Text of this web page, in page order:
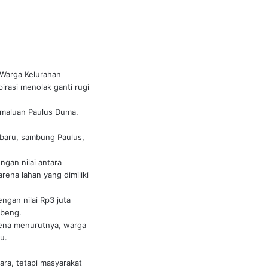
Kelurahan
menolak ganti rugi
Paulus Duma.
sambung Paulus,
nilai antara
lahan yang dimiliki
nilai Rp3 juta
menurutnya, warga
tetapi masyarakat